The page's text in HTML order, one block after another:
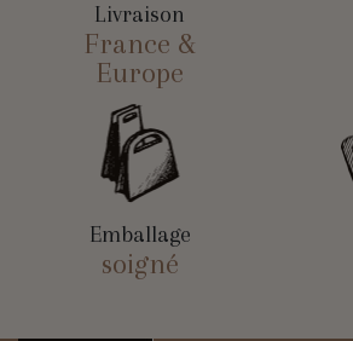
Livraison
France &
Europe
Emballage
soigné